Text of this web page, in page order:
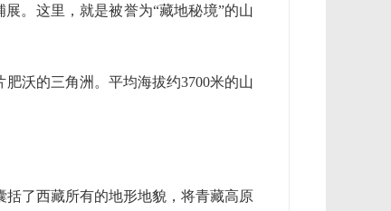
。这里，就是被誉为“藏地秘境”的山
沃的三角洲。平均海拔约3700米的山
了西藏所有的地形地貌，将青藏高原